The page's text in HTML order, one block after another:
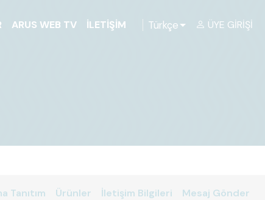
ARUS WEB TV İLETIŞIM Türkçe ÜYE GIRIŞI
Tanıtım Ürünler İletişim Bilgileri Mesaj Gönder